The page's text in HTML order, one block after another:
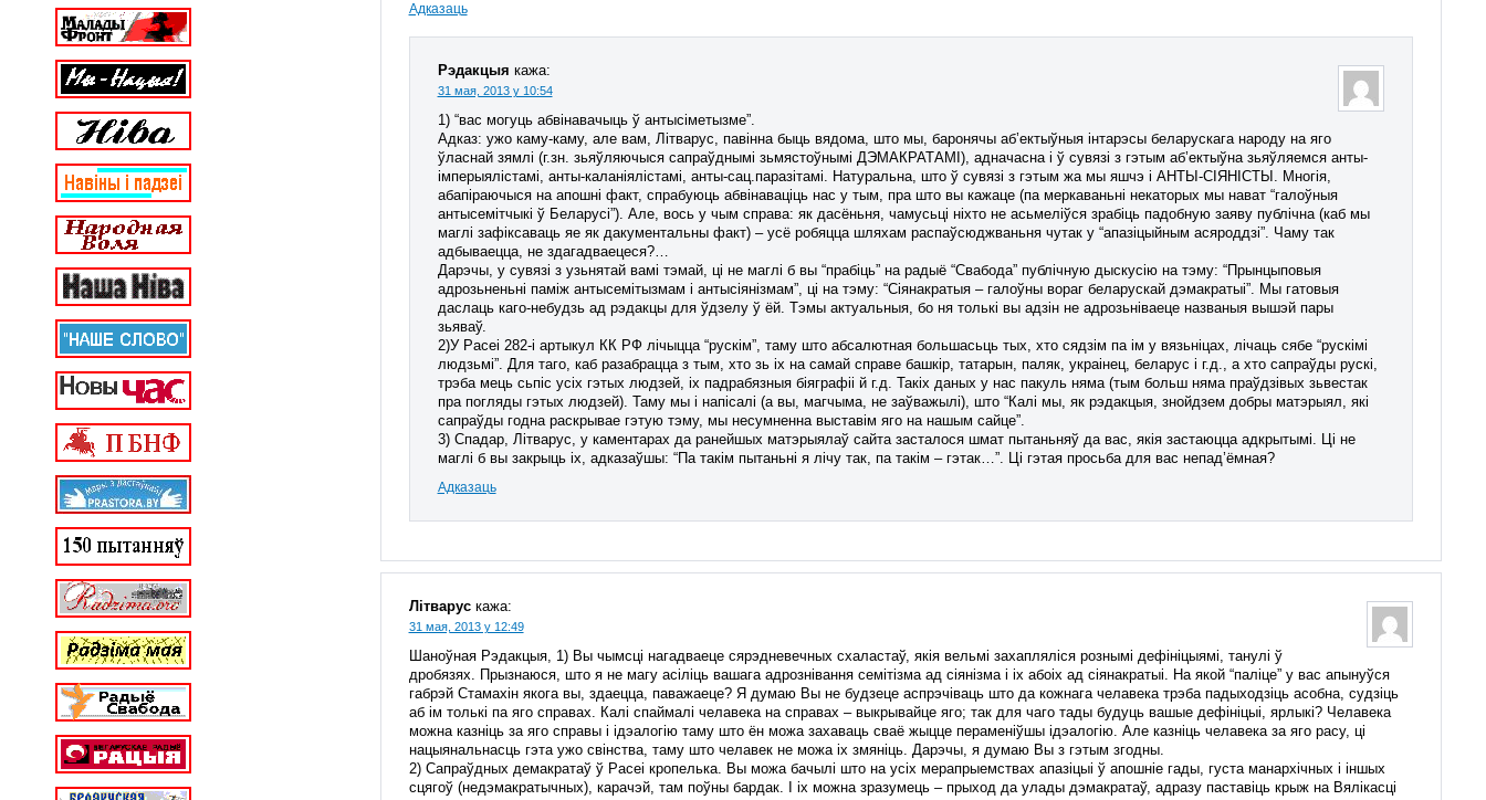
Адказаць
Рэдакцыя кажа:
31 мая, 2013 у 10:54
1) “вас могуць абвінавачыць ў антысіметызме”.
Адказ: ужо каму-каму, але вам, Літварус, павінна быць вядома, што мы, баронячы аб’ектыўныя інтарэсы беларускага народу на яго
ўласнай зямлі (г.зн. зьяўляючыся сапраўднымі зьмястоўнымі ДЭМАКРАТАМІ), адначасна і ў сувязі з гэтым аб’ектыўна зьяўляемся анты-
імперыялістамі, анты-каланіялістамі, анты-сац.паразітамі. Натуральна, што ў сувязі з гэтым жа мы яшчэ і АНТЫ-СІЯНІСТЫ. Многія,
абапіраючыся на апошні факт, спрабуюць абвінаваціць нас у тым, пра што вы кажаце (па меркаваньні некаторых мы нават “галоўныя
антысемітчыкі ў Беларусі”). Але, вось у чым справа: як дасёньня, чамусьці ніхто не асьмеліўся зрабіць падобную заяву публічна (каб мы
маглі зафіксаваць яе як дакументальны факт) – усё робяцца шляхам распаўсюджваньня чутак у “апазіцыйным асяроддзі”. Чаму так
адбываецца, не здагадваецеся?…
Дарэчы, у сувязі з узьнятай вамі тэмай, ці не маглі б вы “прабіць” на радыё “Свабода” публічную дыскусію на тэму: “Прынцыповыя
адрозьненьні паміж антысемітызмам і антысіянізмам”, ці на тэму: “Сіянакратыя – галоўны вораг беларускай дэмакратыі”. Мы гатовыя
даслаць каго-небудзь ад рэдакцы для ўдзелу ў ёй. Тэмы актуальныя, бо ня толькі вы адзін не адрозьніваеце названыя вышэй пары
зьяваў.
2)У Расеі 282-і артыкул КК РФ лічыцца “рускім”, таму што абсалютная большасьць тых, хто сядзім па ім у вязьніцах, лічаць сябе “рускімі
людзьмі”. Для таго, каб разабрацца з тым, хто зь іх на самай справе башкір, татарын, паляк, украінец, беларус і г.д., а хто сапраўды рускі,
трэба мець сьпіс усіх гэтых людзей, іх падрабязныя біяграфіі й г.д. Такіх даных у нас пакуль няма (тым больш няма праўдзівых зьвестак
пра погляды гэтых людзей). Таму мы і напісалі (а вы, магчыма, не заўважылі), што “Калі мы, як рэдакцыя, знойдзем добры матэрыял, які
сапраўды годна раскрывае гэтую тэму, мы несумненна выставім яго на нашым сайце”.
3) Спадар, Літварус, у каментарах да ранейшых матэрыялаў сайта засталося шмат пытаньняў да вас, якія застаюцца адкрытымі. Ці не
маглі б вы закрыць іх, адказаўшы: “Па такім пытаньні я лічу так, па такім – гэтак…”. Ці гэтая просьба для вас непад’ёмная?
Адказаць
Літварус кажа:
31 мая, 2013 у 12:49
Шаноўная Рэдакцыя, 1) Вы чымсці нагадваеце сярэдневечных схаластаў, якія вельмі захапляліся рознымі дефініцыямі, танулі ў
дробязях. Прызнаюся, што я не магу асіліць вашага адрознівання семітізма ад сіянізма і іх абоіх ад сіянакратыі. На якой “паліце” у вас апынуўся
габрэй Стамахін якога вы, здаецца, паважаеце? Я думаю Вы не будзеце аспрэчіваць што да кожнага челавека трэба падыходзіць асобна, судзіць
аб ім толькі па яго справах. Калі спаймалі челавека на справах – выкрывайце яго; так для чаго тады будуць вашые дефініцыі, ярлыкі? Челавека
можна казніць за яго справы і ідэалогію таму што ён можа захаваць сваё жыцце пераменіўшы ідэалогію. Але казніць челавека за яго расу, ці
нацыянальнасць гэта ужо свінства, таму што челавек не можа іх змяніць. Дарэчы, я думаю Вы з гэтым згодны.
2) Сапраўдных демакратаў ў Расеі кропелька. Вы можа бачылі што на усіх мерапрыемствах апазіцыі ў апошніе гады, густа манархічных і іншых
сцягоў (недэмакратычных), карачэй, там поўны бардак. І іх можна зразумець – прыход да улады дэмакратаў, адразу паставіць крыж на Вялікасці